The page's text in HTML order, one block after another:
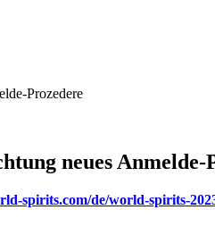
Prozedere
neues Anmelde-
spirits.com/de/world-spirits-